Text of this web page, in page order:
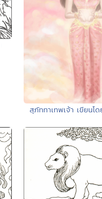
สุภัททาเทพเจ้า เขียนโ